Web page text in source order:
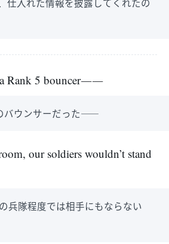
Rank 5 bouncer――
ウンサーだった――
our soldiers wouldn’t stand
隊程度では相手にもならない